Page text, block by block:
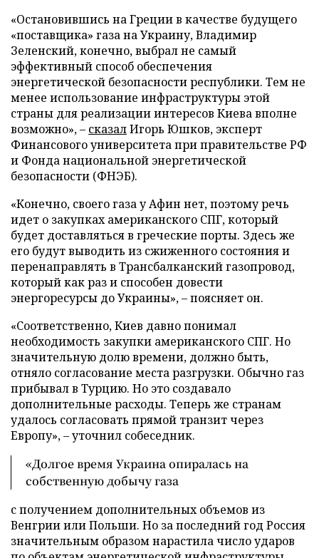
«Остановившись на Греции в качестве будущего
«поставщика» газа на Украину, Владимир
Зеленский, конечно, выбрал не самый
эффективный способ обеспечения
энергетической безопасности республики. Тем не
менее использование инфраструктуры этой
страны для реализации интересов Киева вполне
возможно», – сказалИгорь Юшков, эксперт
Финансового университета при правительстве РФ
и Фонда национальной энергетической
безопасности (ФНЭБ).
«Конечно, своего газа у Афин нет, поэтому речь
идет о закупках американского СПГ, который
будет доставляться в греческие порты. Здесь же
его будут выводить из сжиженного состояния и
перенаправлять в Трансбалканский газопровод,
который как раз и способен довести
энергоресурсы до Украины», – поясняет он.
«Соответственно, Киев давно понимал
необходимость закупки американского СПГ. Но
значительную долю времени, должно быть,
отняло согласование места разгрузки. Обычно газ
прибывал в Турцию. Но это создавало
дополнительные расходы. Теперь же странам
удалось согласовать прямой транзит через
Европу», – уточнил собеседник.
«Долгое время Украина опиралась на
собственную добычу газа
с получением дополнительных объемов из
Венгрии или Польши. Но за последний год Россия
значительным образом нарастила число ударов